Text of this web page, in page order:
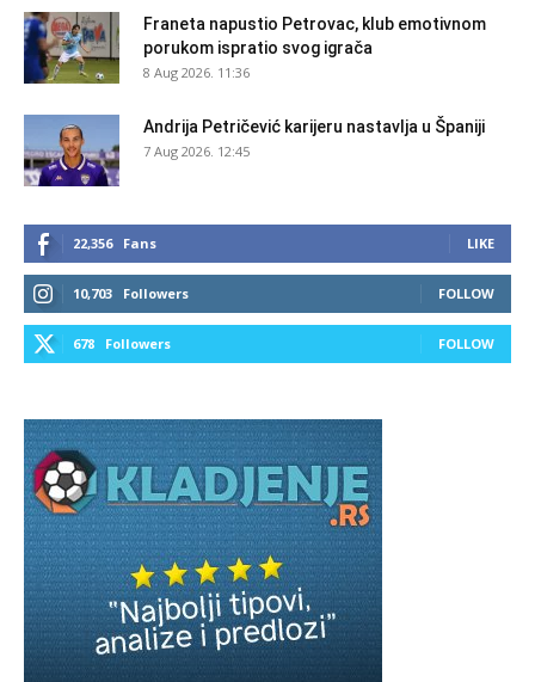
Franeta napustio Petrovac, klub emotivnom
porukom ispratio svog igrača
8 Aug 2026. 11:36
Andrija Petričević karijeru nastavlja u Španiji
7 Aug 2026. 12:45
22,356 Fans LIKE
10,703 Followers FOLLOW
678 Followers FOLLOW